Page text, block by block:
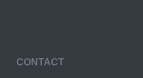
CONTACT